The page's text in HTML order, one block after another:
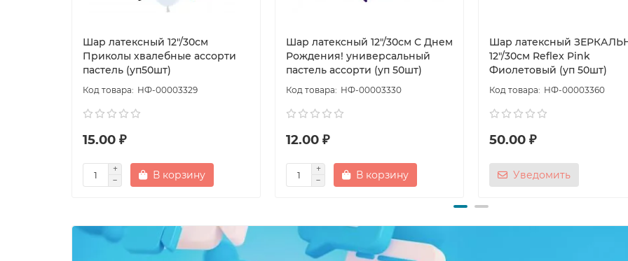
Шар латексный 12"/30см
Приколы хвалебные ассорти
пастель (уп50шт)
НФ-00003329
15.00 ₽
В корзину
Шар латексный 12"/30см С Днем
Рождения! универсальный
пастель ассорти (уп 50шт)
НФ-00003330
12.00 ₽
В корзину
Шар латексный
12"/30см Reflex Pink
Фиолетовый (уп 50шт)
НФ-00003360
50.00 ₽
Уведомить